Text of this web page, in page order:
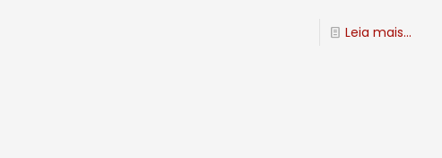
Leia mais...